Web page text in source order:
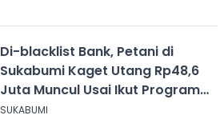
Di-blacklist Bank, Petani di
Sukabumi Kaget Utang Rp48,6
Juta Muncul Usai Ikut Program
Singkong
SUKABUMI